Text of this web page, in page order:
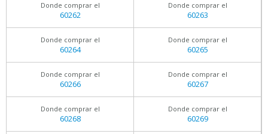
Donde comprar el
60262
Donde comprar el
60263
Donde comprar el
60264
Donde comprar el
60265
Donde comprar el
60266
Donde comprar el
60267
Donde comprar el
60268
Donde comprar el
60269